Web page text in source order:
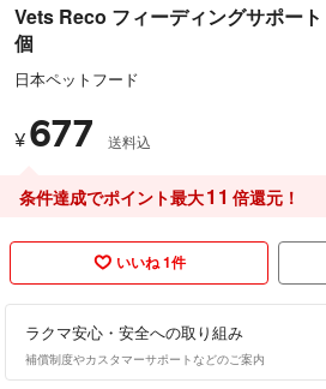
Vets Reco フィーディングサポー
個
日本ペットフード
¥ 677 送料込
条件達成でポイント最大11 倍還元！
いいね 1件
ラクマ安心・安全への取り組み
補償制度やカスタマーサポートなどのご案内